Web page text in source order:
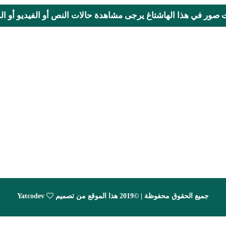
صور في هذا الهاشتاغ يرجى مشاهدة حالات النص أو الفيديو أو
جميع الحقوق محفوظة | ©2019 هذا الموقع من تصميم Yatcodev